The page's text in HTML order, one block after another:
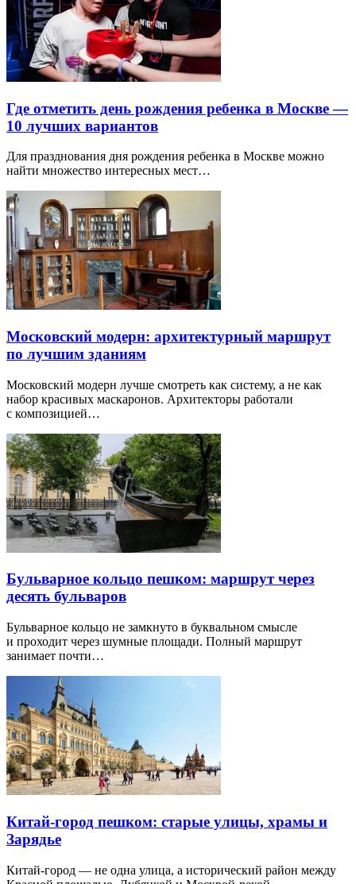
Где отметить день рождения ребенка в Москве —
10 лучших вариантов
Для празднования дня рождения ребенка в Москве можно
найти множество интересных мест…
Московский модерн: архитектурный маршрут
по лучшим зданиям
Московский модерн лучше смотреть как систему, а не как
набор красивых маскаронов. Архитекторы работали
с композицией…
Бульварное кольцо пешком: маршрут через
десять бульваров
Бульварное кольцо не замкнуто в буквальном смысле
и проходит через шумные площади. Полный маршрут
занимает почти…
Китай-город пешком: старые улицы, храмы и
Зарядье
Китай-город — не одна улица, а исторический район между